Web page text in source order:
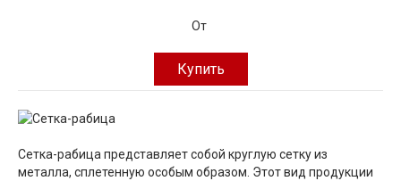
От
Купить
Сетка-рабица представляет собой круглую сетку из
металла, сплетенную особым образом. Этот вид продукции